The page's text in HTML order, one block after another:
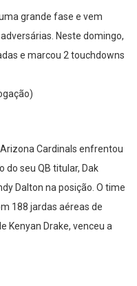
grande fase e vem
Neste domingo,
e marcou 2 touchdowns
Cardinals enfrentou
do seu QB titular, Dak
Dalton na posição. O time
188 jardas aéreas de
Kenyan Drake, venceu a